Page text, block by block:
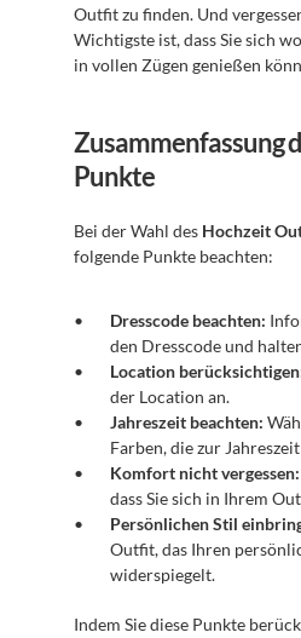
Outfit zu finden. Und
Wichtigste ist, dass Sie sich
in vollen Zügen genießen
Zusammenfassung
Punkte
Bei der Wahl des Hochzeit
folgende Punkte beachten:
Dresscode beachten:
den Dresscode und
Location
der Location an.
Jahreszeit beachten:
Farben, die zur
Komfort nicht vergessen:
dass Sie sich in Ihrem
Persönlichen Stil
Outfit, das Ihren
widerspiegelt.
Indem Sie diese Punkte